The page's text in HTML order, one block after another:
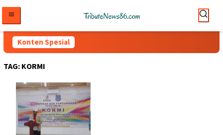
konten
Konten Spesial
TAG: KORMI